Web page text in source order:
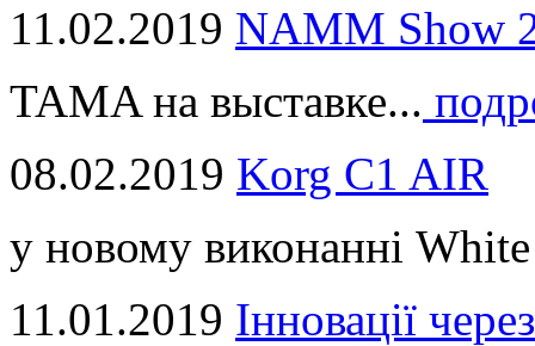
11.02.2019 NAMM Show
TAMA на выставке...
08.02.2019 Korg C1 AIR
у новому виконанні
11.01.2019 Інновації